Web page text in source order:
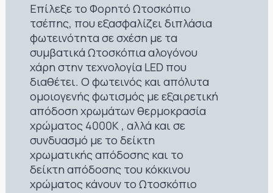
Επίλεξε το Φορητό Ωτοσκόπιο
τσέπης, που εξασφαλίζει διπλάσια
φωτεινότητα σε σχέση με τα
συμβατικά Ωτοσκόπια αλογόνου
χάρη στην τεχνολογία LED που
διαθέτει. Ο φωτεινός και απόλυτα
ομοιογενής φωτισμός με εξαιρετική
απόδοση χρωμάτων θερμοκρασία
χρώματος 4000K , αλλά και σε
συνδυασμό με το δείκτη
χρωματικής απόδοσης και το
δείκτη απόδοσης του κόκκινου
χρώματος κάνουν το Ωτοσκόπιο